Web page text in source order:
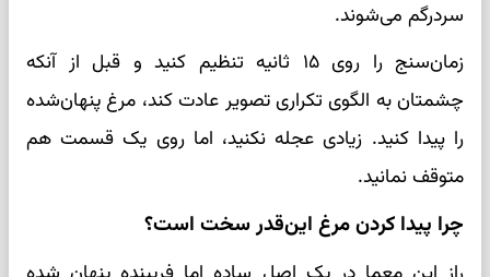
سردرگم می‌شوند.
زمان‌سنج را روی ۱۵ ثانیه تنظیم کنید و قبل از آنکه
چشمتان به الگوی تکراری تصویر عادت کند، مرغ پنهان‌شده
را پیدا کنید. زیادی عجله نکنید، اما روی یک قسمت هم
متوقف نمانید.
چرا پیدا کردن مرغ این‌قدر سخت است؟